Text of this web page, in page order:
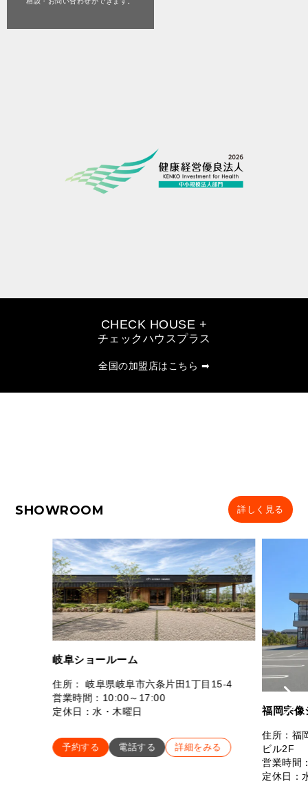
CHECK HOUSE +
チェックハウスプラス
全国の加盟店はこちら ➡
SHOWROOM 詳しく見る
岐阜ショールーム
住所： 岐阜県岐阜市六条片田1丁目15-4
営業時間：10:00～17:00
定休日：水・木曜日
予約する 電話する 詳細をみる
福岡宗像
住所：福
ビル2F
営業時
定休日：